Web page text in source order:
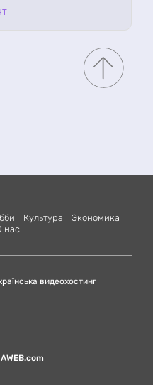
Культура
Экономика
нас
видеохостинг